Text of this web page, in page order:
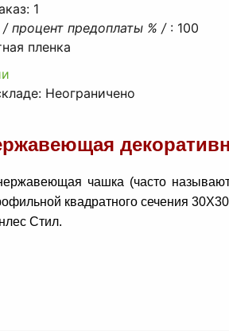
: 1
/ процент предоплаты % / : 100
пленка
Неограничено
чашка (часто
квадратного сечения
Стил.